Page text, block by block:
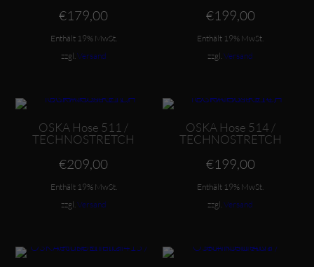
€179,00
Enthält 19% MwSt.
zzgl.Versand
€199,00
Enthält 19% MwSt.
zzgl.Versand
Dieses Produkt weist mehrere Varianten auf. Die Optionen können auf der Produktseite gewählt werden
OSKA Hose 511 /
TECHNOSTRETCH
€209,00
Enthält 19% MwSt.
zzgl. Versand
Dieses Produkt weist mehrere Varianten auf. Die Optionen können auf der Produktseite gewählt werden
OSKA Hose 514 /
TECHNOSTRETCH
€199,00
Enthält 19% MwSt.
zzgl.Versand
Dieses Produkt weist mehrere Varianten auf. Die Optionen können auf der Produktseite gewählt werden Dieses Produkt weist mehrere Varianten auf. Die Optionen können auf der Produktseite gewählt werden